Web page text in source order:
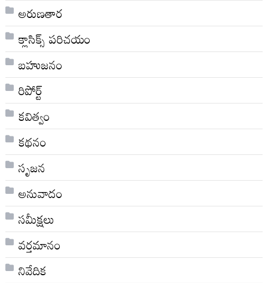
అరుణతార
క్లాసిక్స్ ప‌రిచ‌యం
బహుజనం
రిపోర్ట్
కవిత్వం
కథనం
సృజన
అనువాదం
సమీక్షలు
వర్తమానం
నివేదిక